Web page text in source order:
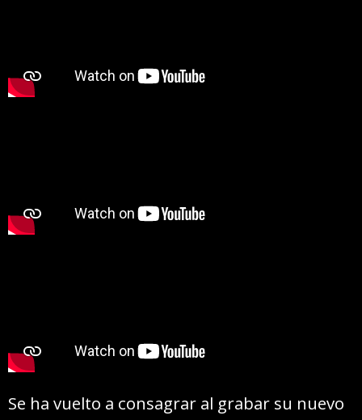
Se ha vuelto a consagrar al grabar su nuevo